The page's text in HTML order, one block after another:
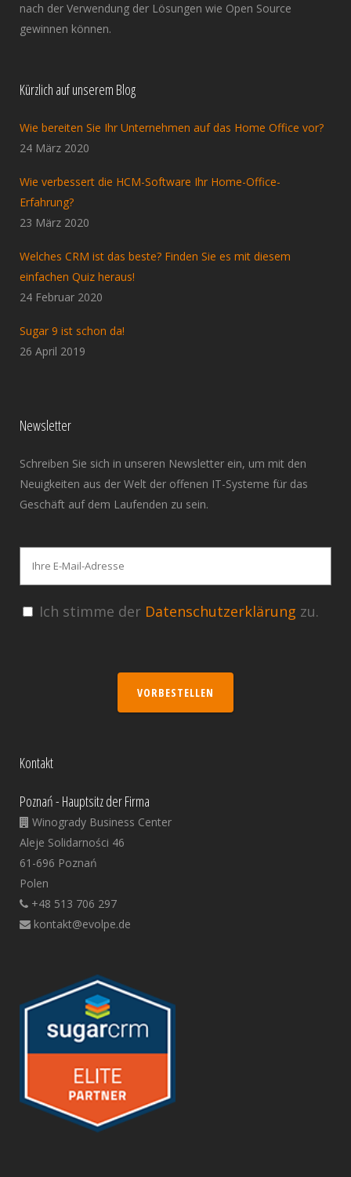
nach der Verwendung der Lösungen wie Open Source
gewinnen können.
Kürzlich auf unserem Blog
Wie bereiten Sie Ihr Unternehmen auf das Home Office vor?
24 März 2020
Wie verbessert die HCM-Software Ihr Home-Office-
Erfahrung?
23 März 2020
Welches CRM ist das beste? Finden Sie es mit diesem
einfachen Quiz heraus!
24 Februar 2020
Sugar 9 ist schon da!
26 April 2019
Newsletter
Schreiben Sie sich in unseren Newsletter ein, um mit den
Neuigkeiten aus der Welt der offenen IT-Systeme für das
Geschäft auf dem Laufenden zu sein.
Ich stimme der Datenschutzerklärung zu.
VORBESTELLEN
Kontakt
Poznań - Hauptsitz der Firma
Winogrady Business Center
Aleje Solidarności 46
61-696 Poznań
Polen
+48 513 706 297
kontakt@evolpe.de